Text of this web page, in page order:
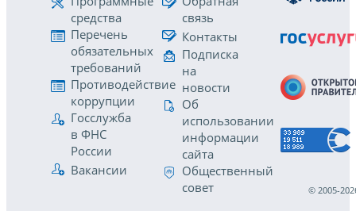
средства
Перечень
обязательных
требований
Противодействие
коррупции
Госслужба
в ФНС
России
Вакансии
связь
Контакты
Подписка
на
новости
Об
использовании
информации
сайта
Общественный
совет
© 2005-